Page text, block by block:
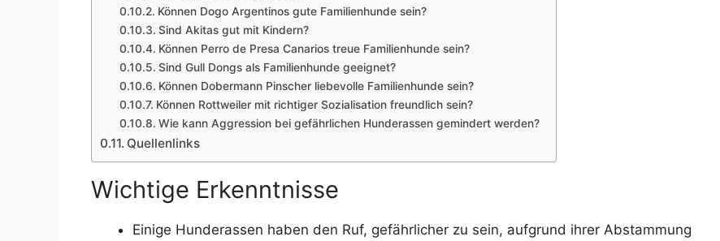
Können Dogo Argentinos gute Familienhunde sein?
Sind Akitas gut mit Kindern?
Können Perro de Presa Canarios treue Familienhunde sein?
Sind Gull Dongs als Familienhunde geeignet?
Können Dobermann Pinscher liebevolle Familienhunde sein?
Können Rottweiler mit richtiger Sozialisation freundlich sein?
Wie kann Aggression bei gefährlichen Hunderassen gemindert werden?
Quellenlinks
Wichtige Erkenntnisse
Einige Hunderassen haben den Ruf, gefährlicher zu sein, aufgrund ihrer Abstammung